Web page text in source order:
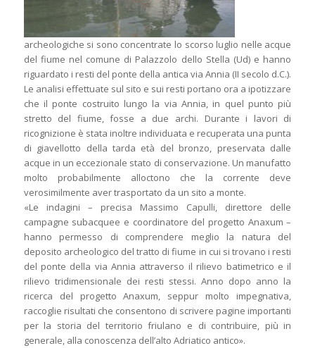
archeologiche si sono concentrate lo scorso luglio nelle acque
del fiume nel comune di Palazzolo dello Stella (Ud) e hanno
riguardato i resti del ponte della antica via Annia (II secolo d.C.).
Le analisi effettuate sul sito e sui resti portano ora a ipotizzare
che il ponte costruito lungo la via Annia, in quel punto più
stretto del fiume, fosse a due archi. Durante i lavori di
ricognizione è stata inoltre individuata e recuperata una punta
di giavellotto della tarda età del bronzo, preservata dalle
acque in un eccezionale stato di conservazione. Un manufatto
molto probabilmente alloctono che la corrente deve
verosimilmente aver trasportato da un sito a monte.
«Le indagini – precisa Massimo Capulli, direttore delle
campagne subacquee e coordinatore del progetto Anaxum –
hanno permesso di comprendere meglio la natura del
deposito archeologico del tratto di fiume in cui si trovano i resti
del ponte della via Annia attraverso il rilievo batimetrico e il
rilievo tridimensionale dei resti stessi. Anno dopo anno la
ricerca del progetto Anaxum, seppur molto impegnativa,
raccoglie risultati che consentono di scrivere pagine importanti
per la storia del territorio friulano e di contribuire, più in
generale, alla conoscenza dell’alto Adriatico antico».